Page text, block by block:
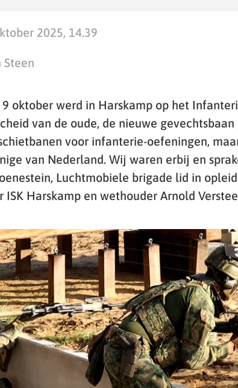
2025, 14.39
Steen
oktober werd in Harskamp op het
van de oude, de nieuwe
voor infanterie-oefeningen,
van Nederland. Wij waren erbij en
Luchtmobiele brigade lid in
ISK Harskamp en wethouder Arnold